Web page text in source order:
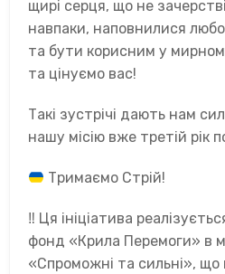
щирі серця, що не
навпаки, наповнилися
та бути корисним у
та цінуємо вас!
Такі зустрічі дають нам
нашу місію вже третій рік
Тримаємо Стрій!
‼ Ця ініціатива
фонд «Крила Перемоги» в
«Спроможні та сильні»,